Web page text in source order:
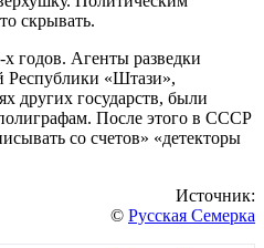
скрывать.
годов. Агенты разведки
Республики «Штази»,
других государств, были
После этого в СССР
со счетов» «детекторы
Источник:
© Русская Семерка